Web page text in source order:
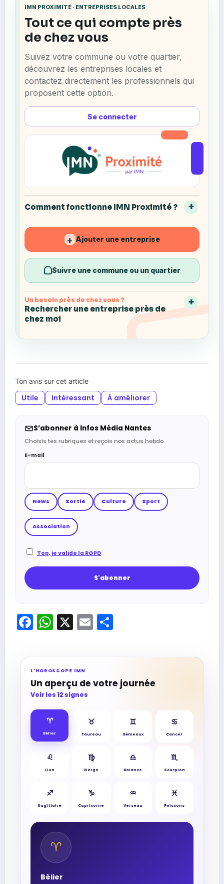
IMN PROXIMITÉ · ENTREPRISES LOCALES
Se connecter
Tout ce qui compte près
de chez vous
Suivez votre commune ou votre quartier,
découvrez les entreprises locales et
contactez directement les professionnels qui
proposent cette option.
Comment fonctionne IMN Proximité ?
+ Ajouter une entreprise
Suivre une commune ou un quartier
Un besoin près de chez vous ?
Rechercher une entreprise près de
chez moi
Ton avis sur cet article
Utile Intéressant À améliorer
S’abonner à Infos Média Nantes
Choisis tes rubriques et reçois nos actus hebdo.
E-mail
News Sortie Culture Sport
Association
Top, je valide la RGPD
Facebook
WhatsApp
X Email
L’HOROSCOPE IMN
Un aperçu de votre journée
Voir les 12 signes
♈︎
Bélier
♉︎
Taureau
♊︎
Gémeaux
♋︎
Cancer
♌︎
Lion
♍︎
Vierge
♎︎
Balance
♏︎
Scorpion
♐︎
Sagittaire
♑︎
Capricorne
♒︎
Verseau
♓︎
Poissons
♈︎
Bélier